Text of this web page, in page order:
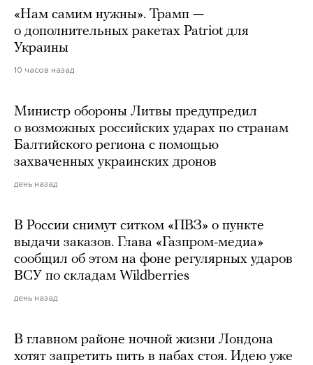
«Нам самим нужны». Трамп —
о дополнительных ракетах Patriot для
Украины
10 часов назад
Министр обороны Литвы предупредил
о возможных российских ударах по странам
Балтийского региона с помощью
захваченных украинских дронов
день назад
В России снимут ситком «ПВЗ» о пункте
выдачи заказов. Глава «Газпром-медиа»
сообщил об этом на фоне регулярных ударов
ВСУ по складам Wildberries
день назад
В главном районе ночной жизни Лондона
хотят запретить пить в пабах стоя. Идею уже